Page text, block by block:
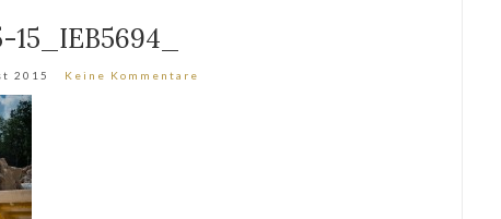
15_IEB5694_
2015 Keine Kommentare